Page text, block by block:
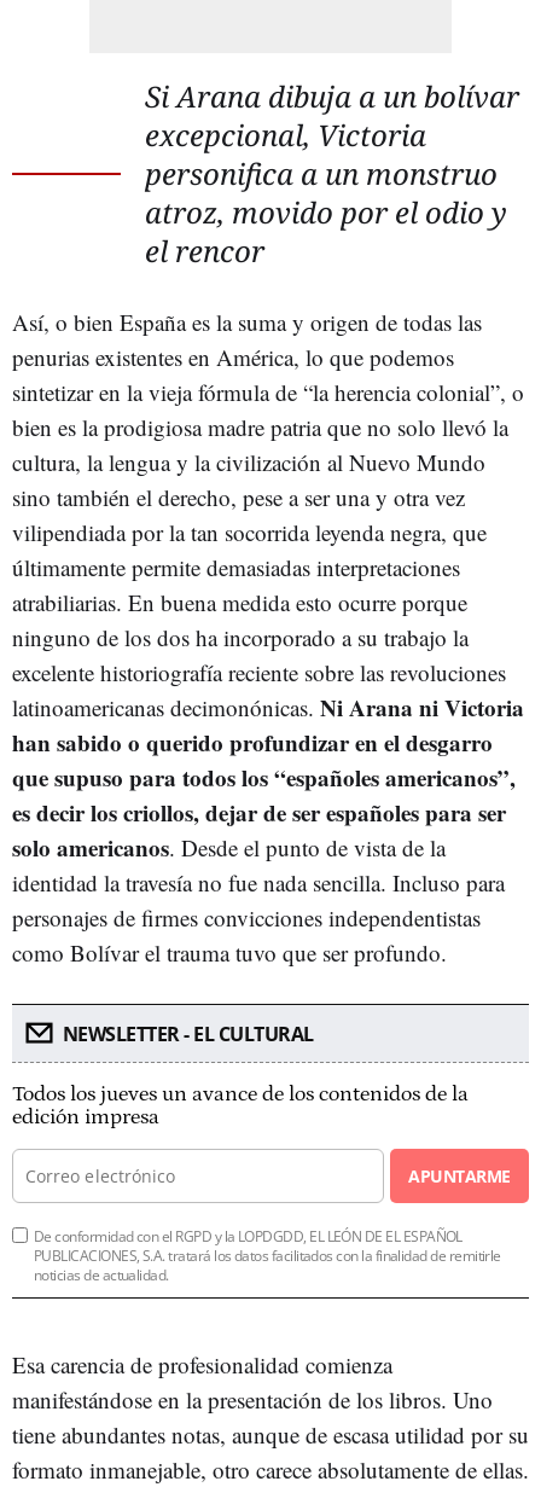
Si Arana dibuja a un bolívar
excepcional, Victoria
personifica a un monstruo
atroz, movido por el odio y
el rencor
Así, o bien España es la suma y origen de todas las
penurias existentes en América, lo que podemos
sintetizar en la vieja fórmula de “la herencia colonial”, o
bien es la prodigiosa madre patria que no solo llevó la
cultura, la lengua y la civilización al Nuevo Mundo
sino también el derecho, pese a ser una y otra vez
vilipendiada por la tan socorrida leyenda negra, que
últimamente permite demasiadas interpretaciones
atrabiliarias. En buena medida esto ocurre porque
ninguno de los dos ha incorporado a su trabajo la
excelente historiografía reciente sobre las revoluciones
latinoamericanas decimonónicas. Ni Arana ni Victoria
han sabido o querido profundizar en el desgarro
que supuso para todos los “españoles americanos”,
es decir los criollos, dejar de ser españoles para ser
solo americanos. Desde el punto de vista de la
identidad la travesía no fue nada sencilla. Incluso para
personajes de firmes convicciones independentistas
como Bolívar el trauma tuvo que ser profundo.
NEWSLETTER - EL CULTURAL
Todos los jueves un avance de los contenidos de la
edición impresa
APUNTARME
De conformidad con el RGPD y la LOPDGDD, EL LEÓN DE EL ESPAÑOL
PUBLICACIONES, S.A. tratará los datos facilitados con la finalidad de remitirle
noticias de actualidad.
Esa carencia de profesionalidad comienza
manifestándose en la presentación de los libros. Uno
tiene abundantes notas, aunque de escasa utilidad por su
formato inmanejable, otro carece absolutamente de ellas.